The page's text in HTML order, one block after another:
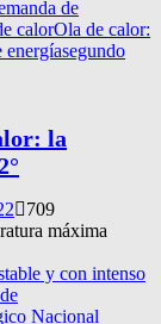
de
calorOla de calor:
energíasegundo
la
709
máxima
y con intenso
Nacional